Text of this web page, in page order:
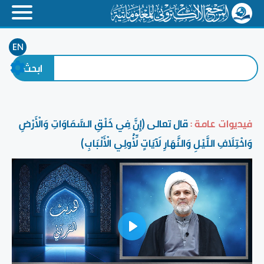
EN
فيديوات عامة :قال تعالى ﴿إِنَّ فِي خَلْقِ السَّمَاوَاتِ وَالْأَرْضِ
وَاخْتِلَافِ اللَّيْلِ وَالنَّهَارِ لَآيَاتٍ لِّأُولِي الْأَلْبَابِ﴾
Play